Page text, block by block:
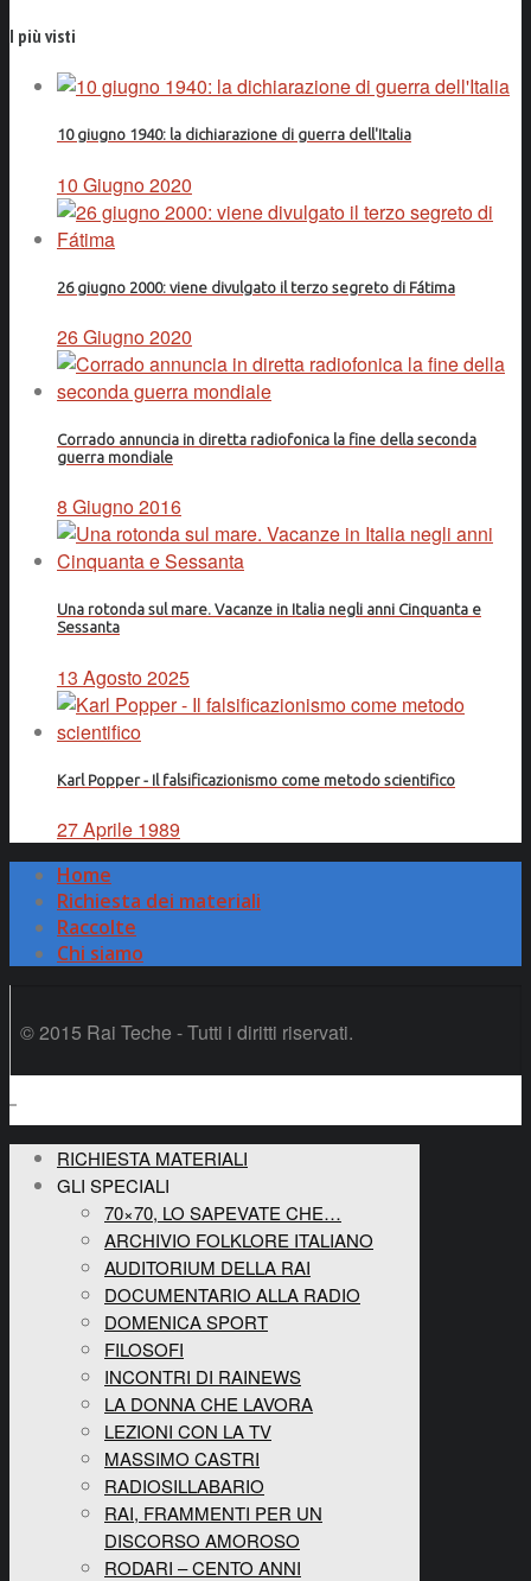
I più visti
10 giugno 1940: la dichiarazione di guerra dell'Italia
10 Giugno 2020
26 giugno 2000: viene divulgato il terzo segreto di Fátima
26 Giugno 2020
Corrado annuncia in diretta radiofonica la fine della seconda
guerra mondiale
8 Giugno 2016
Una rotonda sul mare. Vacanze in Italia negli anni Cinquanta e
Sessanta
13 Agosto 2025
Karl Popper - Il falsificazionismo come metodo scientifico
27 Aprile 1989
Home
Richiesta dei materiali
Raccolte
Chi siamo
© 2015 Rai Teche - Tutti i diritti riservati.
RICHIESTA MATERIALI
GLI SPECIALI
70×70, LO SAPEVATE CHE…
ARCHIVIO FOLKLORE ITALIANO
AUDITORIUM DELLA RAI
DOCUMENTARIO ALLA RADIO
DOMENICA SPORT
FILOSOFI
INCONTRI DI RAINEWS
LA DONNA CHE LAVORA
LEZIONI CON LA TV
MASSIMO CASTRI
RADIOSILLABARIO
RAI, FRAMMENTI PER UN
DISCORSO AMOROSO
RODARI – CENTO ANNI